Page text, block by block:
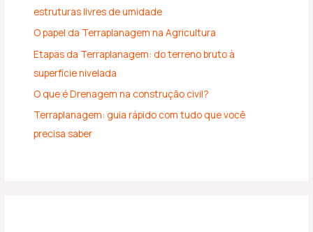
estruturas livres de umidade
O papel da Terraplanagem na Agricultura
Etapas da Terraplanagem: do terreno bruto à
superfície nivelada
O que é Drenagem na construção civil?
Terraplanagem: guia rápido com tudo que você
precisa saber